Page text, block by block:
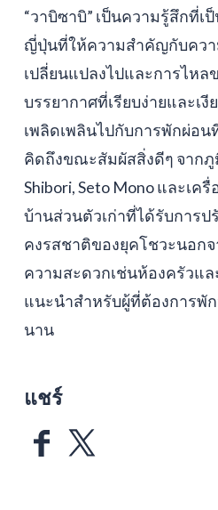
“วาบิซาบิ” เป็นความรู้สึกที่
ญี่ปุ่นที่ให้ความสำคัญกับคว
เปลี่ยนแปลงไปและการไหล
บรรยากาศที่เรียบง่ายและเงี
เพลิดเพลินไปกับการพักผ่อ
คิดถึงขณะสัมผัสสิ่งดีๆ จากภู
Shibori, Seto Mono และเค
บ้านส่วนตัวเก่าที่ได้รับการ
คงรสชาติของยุคโชวะนอก
ความสะดวกเช่นห้องครัวแล
แนะนำสำหรับผู้ที่ต้องการพัก
นาน
แชร์